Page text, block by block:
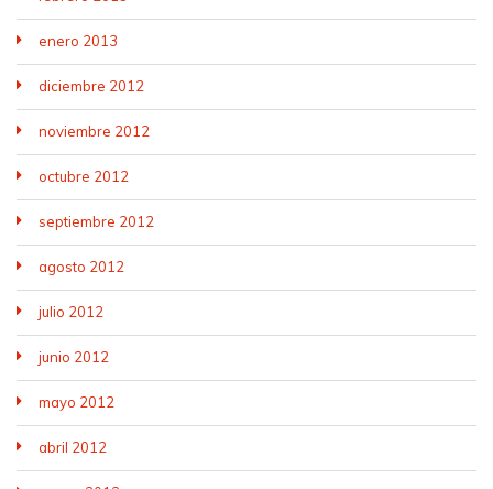
enero 2013
diciembre 2012
noviembre 2012
octubre 2012
septiembre 2012
agosto 2012
julio 2012
junio 2012
mayo 2012
abril 2012